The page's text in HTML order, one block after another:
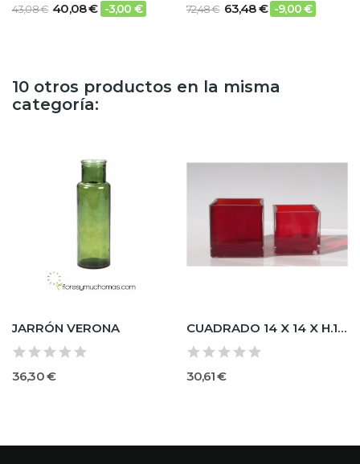
43,08 € 40,08 € -3,00 € 72,48 € 63,48 € -9,00 €
10 otros productos en la misma
categoría:
JARRÓN VERONA
36,30 €
CUADRADO 14 X 14 X H.14 RUBI
30,61 €